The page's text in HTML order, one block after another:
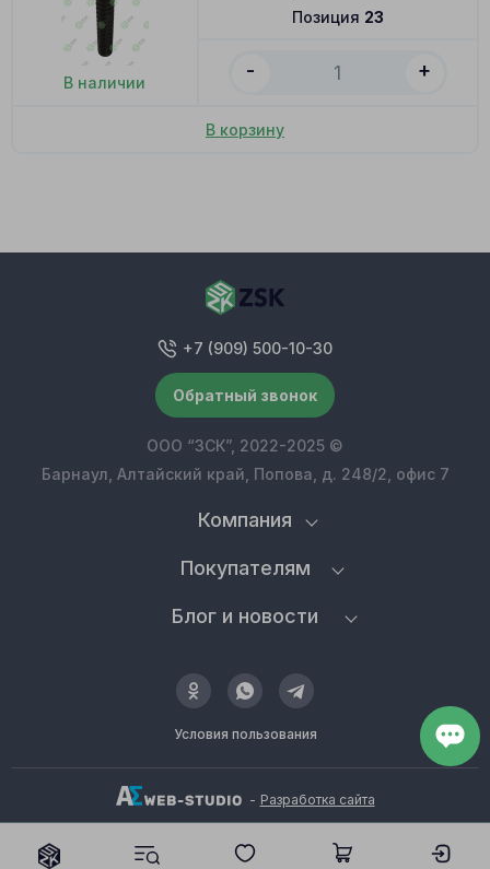
В наличии
Позиция 23
- +
В корзину
Условия пользования
Компания
Покупателям
Блог и новости
+7 (909) 500-10-30
Обратный звонок
ООО “ЗСК”, 2022-2025 ©
Барнаул, Алтайский край, Попова, д. 248/2, офис 7
- Разработка сайта